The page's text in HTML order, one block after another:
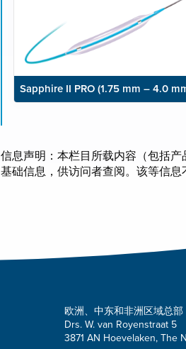
Sapphire II PRO (1.75 mm – 4.0
信息声明：本栏目所载内容（包括
基础信息，供访问者查阅。该等信息
欧洲、中东和非洲区域总部
Drs. W. van Royenstraat 5
3871 AN Hoevelaken, The